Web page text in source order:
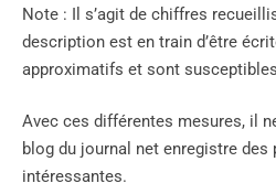
Note : Il s’agit de chiffres
description est en train d’être
approximatifs et sont
Avec ces différentes mesures, il
blog du journal net enregistre
intéressantes.